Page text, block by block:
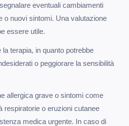
eventuali cambiamenti
o nuovi sintomi. Una valutazione
essere utile.
terapia, in quanto potrebbe
o peggiorare la sensibilità
allergica grave o sintomi come
respiratorie o eruzioni cutanee
medica urgente. In caso di